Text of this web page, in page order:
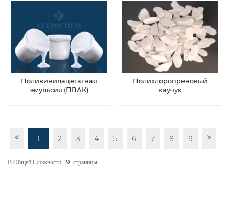
Поливинилацетатная
эмульсия (ПВАК)
Полихлоропреновый
каучук
1 2 3 4 5 6 7 8 9
В Общей Сложности 9 Страницы